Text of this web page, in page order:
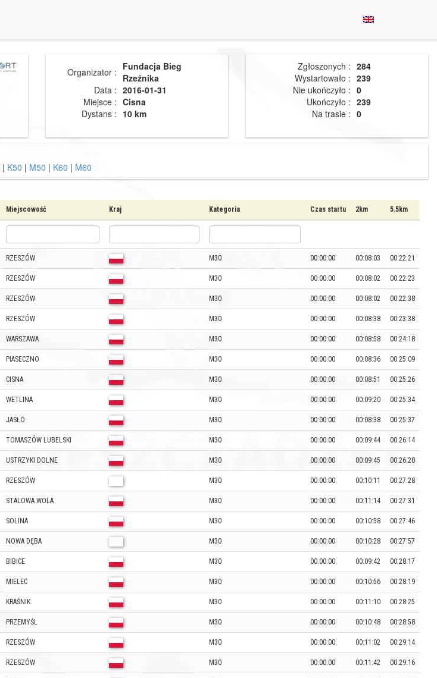
Organizator : Fundacja Bieg
Rzeźnika
Data : 2016-01-31
Miejsce : Cisna
Dystans : 10 km
Zgłoszonych : 284
Wystartowało : 239
Nie ukończyło : 0
Ukończyło : 239
Na trasie : 0
| K50 | M50 | K60 | M60
Miejscowość Kraj Kategoria Czas startu 2km 5.5km
RZESZÓW M30 00:00:00 00:08:03 00:22:21
RZESZÓW M30 00:00:00 00:08:02 00:22:23
RZESZÓW M30 00:00:00 00:08:02 00:22:38
RZESZÓW M30 00:00:00 00:08:38 00:23:38
WARSZAWA M30 00:00:00 00:08:58 00:24:18
PIASECZNO M30 00:00:00 00:08:36 00:25:09
CISNA M30 00:00:00 00:08:51 00:25:26
WETLINA M30 00:00:00 00:09:20 00:25:34
JASŁO M30 00:00:00 00:08:38 00:25:37
TOMASZÓW LUBELSKI M30 00:00:00 00:09:44 00:26:14
USTRZYKI DOLNE M30 00:00:00 00:09:45 00:26:20
RZESZÓW M30 00:00:00 00:10:11 00:27:28
STALOWA WOLA M30 00:00:00 00:11:14 00:27:31
SOLINA M30 00:00:00 00:10:58 00:27:46
NOWA DĘBA M30 00:00:00 00:10:28 00:27:57
BIBICE M30 00:00:00 00:09:42 00:28:17
MIELEC M30 00:00:00 00:10:56 00:28:19
KRAŚNIK M30 00:00:00 00:11:10 00:28:25
PRZEMYŚL M30 00:00:00 00:10:48 00:28:58
RZESZÓW M30 00:00:00 00:11:02 00:29:14
RZESZÓW M30 00:00:00 00:11:42 00:29:16